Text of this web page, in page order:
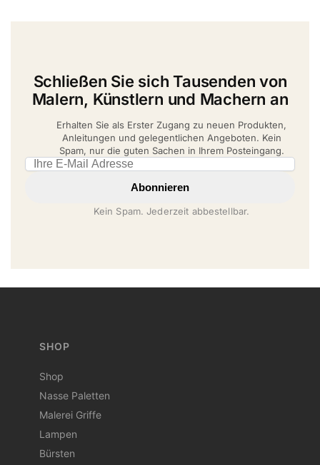
Schließen Sie sich Tausenden von
Malern, Künstlern und Machern an
Erhalten Sie als Erster Zugang zu neuen Produkten,
Anleitungen und gelegentlichen Angeboten. Kein
Spam, nur die guten Sachen in Ihrem Posteingang.
Email address
Abonnieren
Kein Spam. Jederzeit abbestellbar.
SHOP
Shop
Nasse Paletten
Malerei Griffe
Lampen
Bürsten